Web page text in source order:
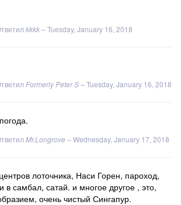
kkkk–Tuesday, January 16, 2018
Formerly Peter S–Tuesday, January 16, 2018
Mr.Longrove–Wednesday, January 17, 2018
лоточника, Наси Горен, пароход,
в самбал, сатай. и многое другое , это,
очень чистый Сингапур.